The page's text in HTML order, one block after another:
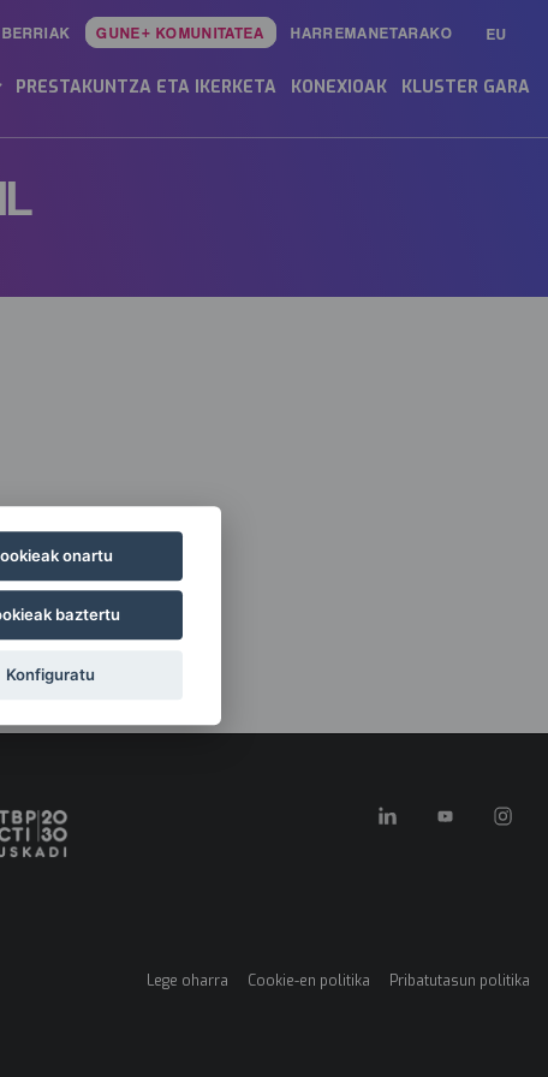
EU
BERRIAK GUNE+ KOMUNITATEA HARREMANETARAKO
PRESTAKUNTZA ETA IKERKETA KONEXIOAK KLUSTER GARA
Menú
Lege oharra Cookie-en politika Pribatutasun politika
onartu
baztertu
Konfiguratu